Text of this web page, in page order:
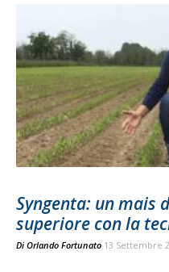
Syngenta: un mais
superiore con la
Di Orlando Fortunato 13 Settembre